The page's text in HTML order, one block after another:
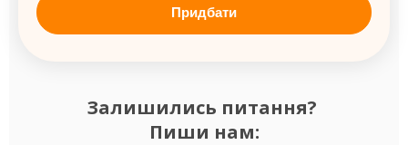
Залишились питання?
Пиши нам:
Придбати